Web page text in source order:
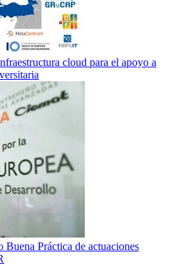
cloud para el apoyo a
Práctica de actuaciones